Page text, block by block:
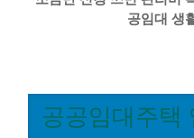
공임대 생
공공임대주택